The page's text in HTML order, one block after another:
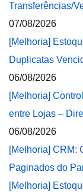
Transferências/
07/08/2026
[Melhoria]
Duplicatas
06/08/2026
[Melhoria]
entre Lojas –
06/08/2026
[Melhoria] CRM:
Paginados do
[Melhoria]